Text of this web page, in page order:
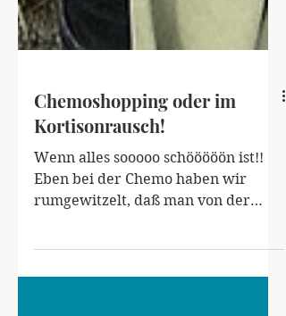
Chemoshopping oder im
Kortisonrausch!
Wenn alles sooooo schööööön ist!!
Eben bei der Chemo haben wir
immer...